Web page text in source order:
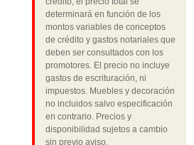
determinará en función de los
montos variables de conceptos
de crédito y gastos notariales que
deben ser consultados con los
promotores. El precio no incluye
gastos de escrituración, ni
impuestos. Muebles y decoración
no incluidos salvo especificación
en contrario. Precios y
disponibilidad sujetos a cambio
sin previo aviso.